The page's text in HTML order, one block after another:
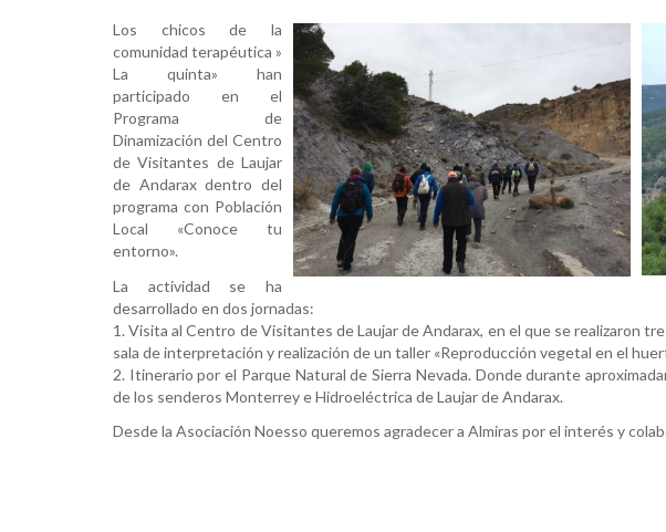
Los chicos de la
comunidad terapéutica »
La quinta» han
participado en el
Programa de
Dinamización del Centro
de Visitantes de Laujar
de Andarax dentro del
programa con Población
Local «Conoce tu
entorno».
La actividad se ha
desarrollado en dos jornadas:
1. Visita al Centro de Visitantes de Laujar de Andarax, en el que se realizaron
sala de interpretación y realización de un taller «Reproducción vegetal en el
2. Itinerario por el Parque Natural de Sierra Nevada. Donde durante
de los senderos Monterrey e Hidroeléctrica de Laujar de Andarax.
Desde la Asociación Noesso queremos agradecer a Almiras por el interés y